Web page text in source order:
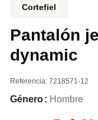
Cortefiel
Pantalón
dynamic
Referencia:7218571-12
Género
Hombre